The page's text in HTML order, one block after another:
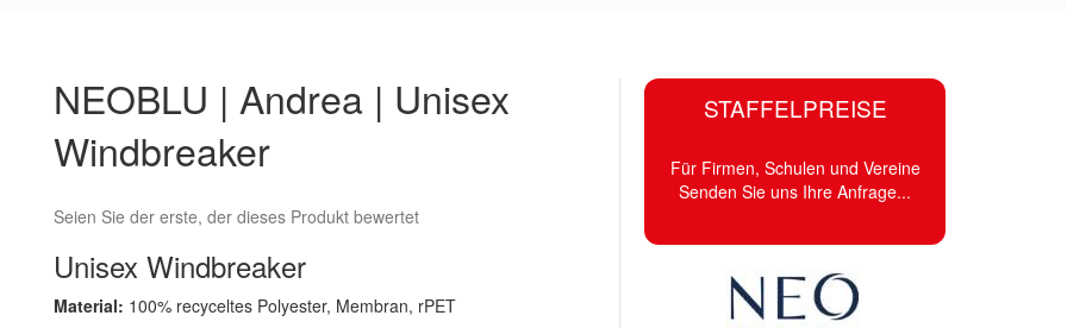
NEOBLU | Andrea | Unisex
Windbreaker
Seien Sie der erste, der dieses Produkt bewertet
Unisex Windbreaker
Material: 100% recyceltes Polyester, Membran, rPET
STAFFELPREISE
Für Firmen, Schulen und Vereine
Senden Sie uns Ihre Anfrage...